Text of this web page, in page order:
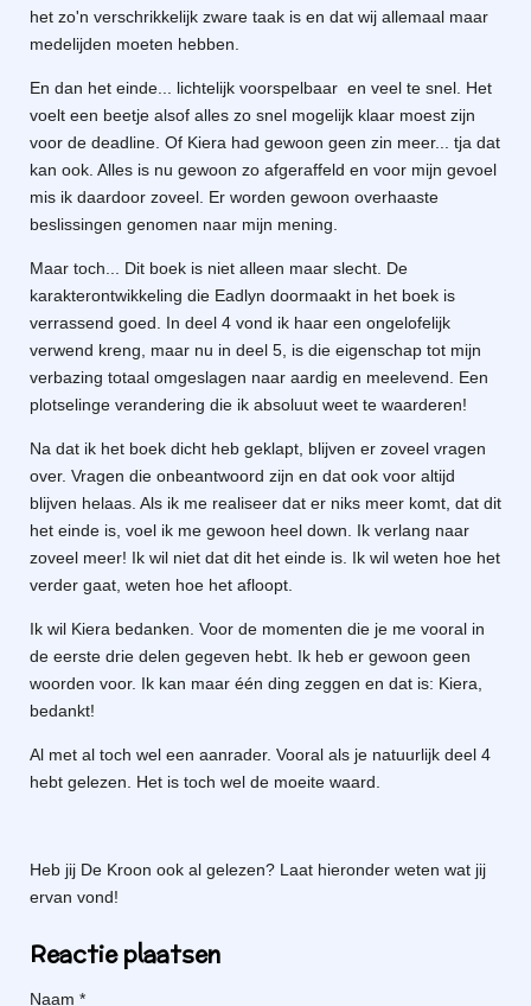
het zo'n verschrikkelijk zware taak is en dat wij allemaal maar
medelijden moeten hebben.
En dan het einde... lichtelijk voorspelbaar en veel te snel. Het
voelt een beetje alsof alles zo snel mogelijk klaar moest zijn
voor de deadline. Of Kiera had gewoon geen zin meer... tja dat
kan ook. Alles is nu gewoon zo afgeraffeld en voor mijn gevoel
mis ik daardoor zoveel. Er worden gewoon overhaaste
beslissingen genomen naar mijn mening.
Maar toch... Dit boek is niet alleen maar slecht. De
karakterontwikkeling die Eadlyn doormaakt in het boek is
verrassend goed. In deel 4 vond ik haar een ongelofelijk
verwend kreng, maar nu in deel 5, is die eigenschap tot mijn
verbazing totaal omgeslagen naar aardig en meelevend. Een
plotselinge verandering die ik absoluut weet te waarderen!
Na dat ik het boek dicht heb geklapt, blijven er zoveel vragen
over. Vragen die onbeantwoord zijn en dat ook voor altijd
blijven helaas. Als ik me realiseer dat er niks meer komt, dat dit
het einde is, voel ik me gewoon heel down. Ik verlang naar
zoveel meer! Ik wil niet dat dit het einde is. Ik wil weten hoe het
verder gaat, weten hoe het afloopt.
Ik wil Kiera bedanken. Voor de momenten die je me vooral in
de eerste drie delen gegeven hebt. Ik heb er gewoon geen
woorden voor. Ik kan maar één ding zeggen en dat is: Kiera,
bedankt!
Al met al toch wel een aanrader. Vooral als je natuurlijk deel 4
hebt gelezen. Het is toch wel de moeite waard.
Heb jij De Kroon ook al gelezen? Laat hieronder weten wat jij
ervan vond!
Reactie plaatsen
Naam *